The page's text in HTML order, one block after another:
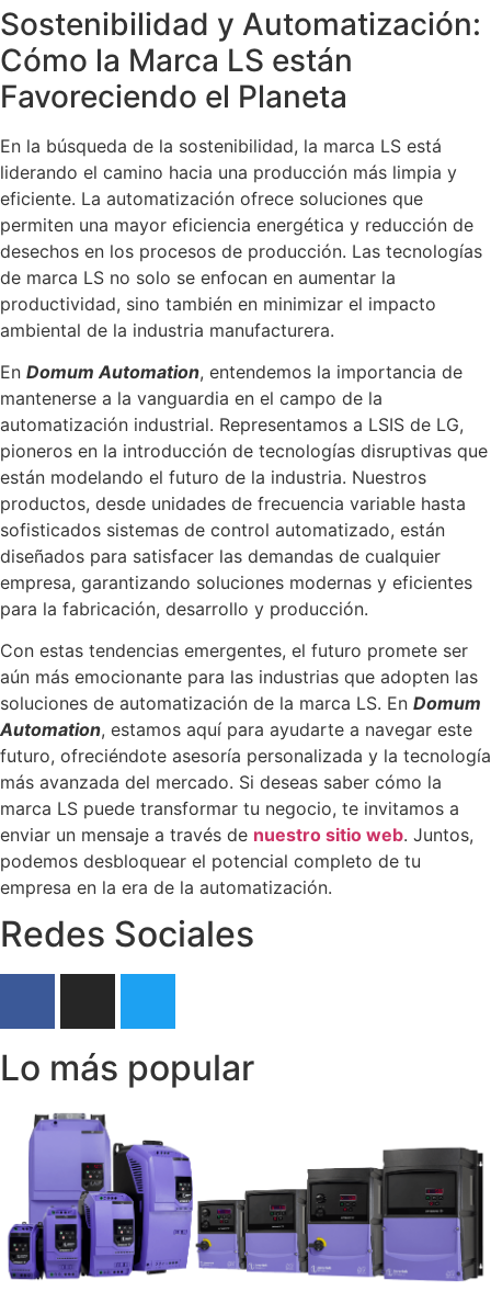
Sostenibilidad y Automatización:
Cómo la Marca LS están
Favoreciendo el Planeta
En la búsqueda de la sostenibilidad, la marca LS está
liderando el camino hacia una producción más limpia y
eficiente. La automatización ofrece soluciones que
permiten una mayor eficiencia energética y reducción de
desechos en los procesos de producción. Las tecnologías
de marca LS no solo se enfocan en aumentar la
productividad, sino también en minimizar el impacto
ambiental de la industria manufacturera.
En Domum Automation, entendemos la importancia de
mantenerse a la vanguardia en el campo de la
automatización industrial. Representamos a LSIS de LG,
pioneros en la introducción de tecnologías disruptivas que
están modelando el futuro de la industria. Nuestros
productos, desde unidades de frecuencia variable hasta
sofisticados sistemas de control automatizado, están
diseñados para satisfacer las demandas de cualquier
empresa, garantizando soluciones modernas y eficientes
para la fabricación, desarrollo y producción.
Con estas tendencias emergentes, el futuro promete ser
aún más emocionante para las industrias que adopten las
soluciones de automatización de la marca LS. En Domum
Automation, estamos aquí para ayudarte a navegar este
futuro, ofreciéndote asesoría personalizada y la tecnología
más avanzada del mercado. Si deseas saber cómo la
marca LS puede transformar tu negocio, te invitamos a
enviar un mensaje a través de nuestro sitio web. Juntos,
podemos desbloquear el potencial completo de tu
empresa en la era de la automatización.
Redes Sociales
Lo más popular